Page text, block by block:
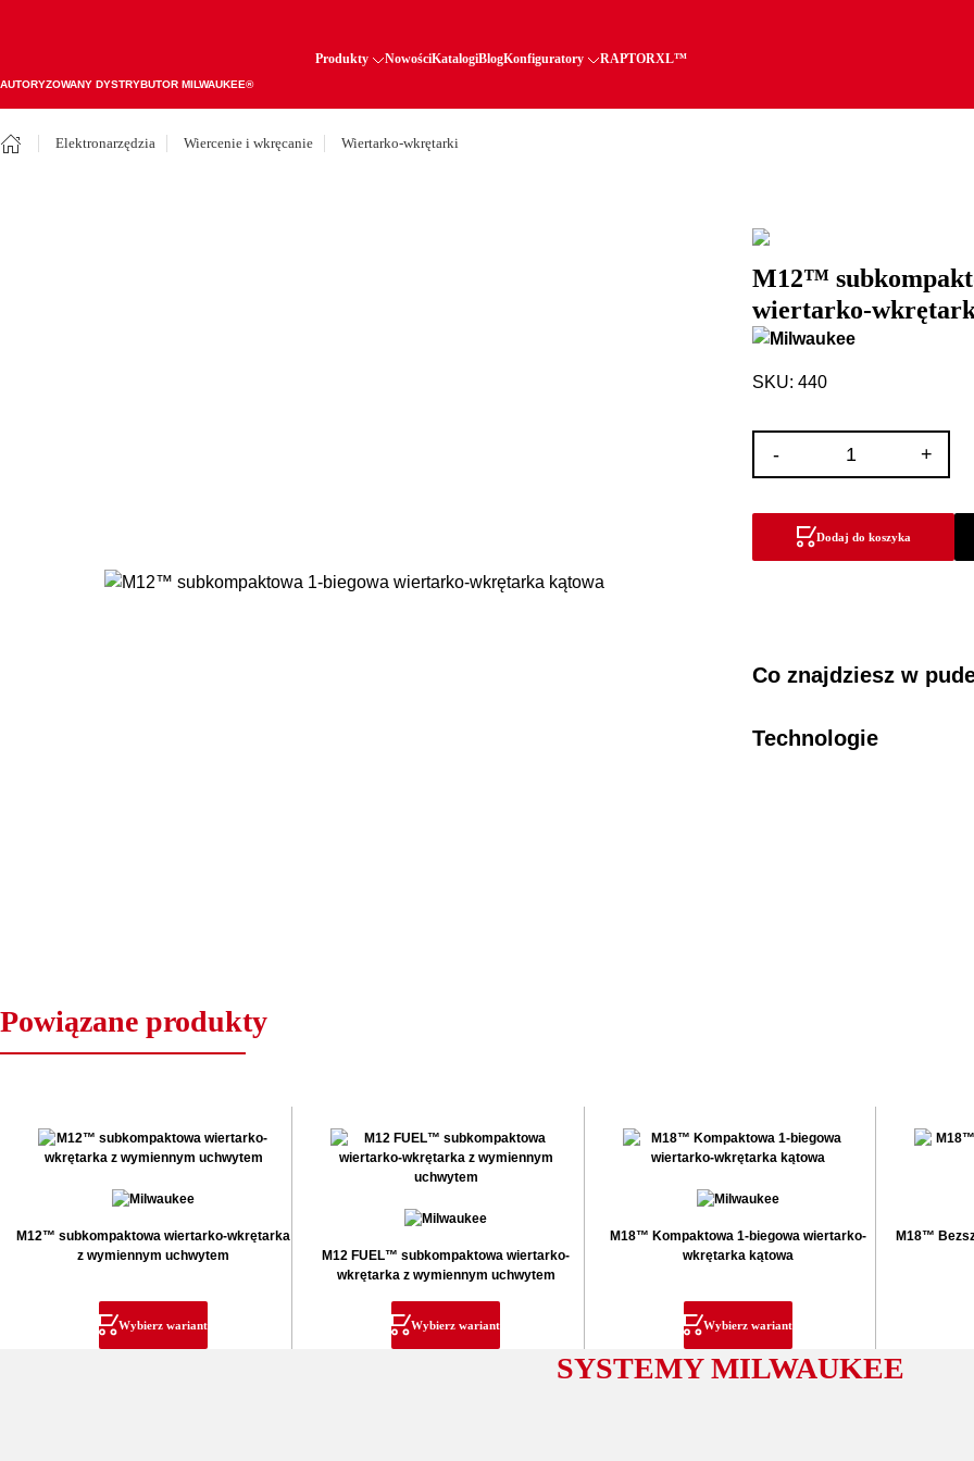
AUTORYZOWANY DYSTRYBUTOR MILWAUKEE®
Produkty NowościKatalogiBlogKonfiguratory RAPTORXL™
Elektronarzędzia Wiercenie i wkręcanie Wiertarko-wkrętarki
M12™
wiertarko-
SKU: 440
-
biegowa
+
Dodaj do koszyka
Co znajdziesz w
Technologie
Powiązane produkty
M12™ subkompaktowa wiertarko-wkrętarka
z wymiennym uchwytem
Wybierz wariant
M12 FUEL™ subkompaktowa wiertarko-
wkrętarka z wymiennym uchwytem
Wybierz wariant
M18™ Kompaktowa 1-biegowa wiertarko-
wkrętarka kątowa
Wybierz wariant
M18™
SYSTEMY MILWAUKEE